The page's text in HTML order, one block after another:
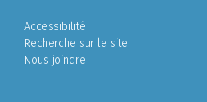
Accessibilité
Recherche sur le site
Nous joindre